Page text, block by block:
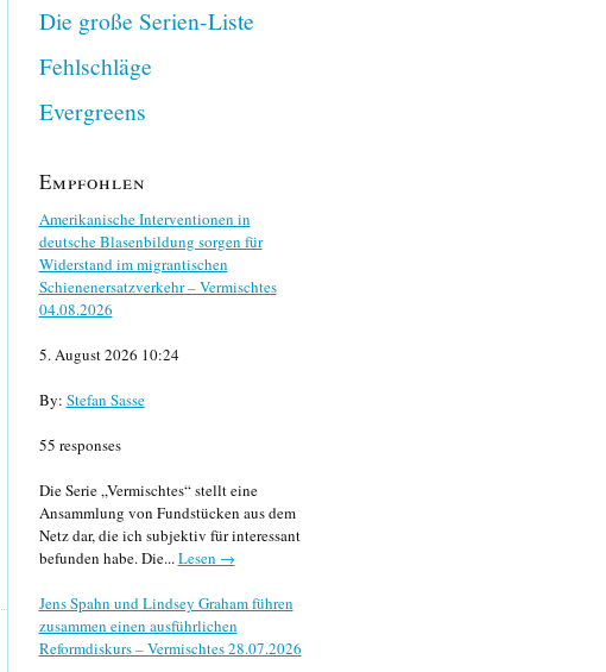
Die große Serien-Liste
Fehlschläge
Evergreens
Empfohlen
Amerikanische Interventionen in
deutsche Blasenbildung sorgen für
Widerstand im migrantischen
Schienenersatzverkehr – Vermischtes
04.08.2026
5. August 2026 10:24
By: Stefan Sasse
55 responses
Die Serie „Vermischtes“ stellt eine
Ansammlung von Fundstücken aus dem
Netz dar, die ich subjektiv für interessant
befunden habe. Die...Lesen →
Jens Spahn und Lindsey Graham führen
zusammen einen ausführlichen
Reformdiskurs – Vermischtes 28.07.2026